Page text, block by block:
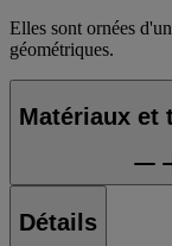
Elles sont ornées
géométriques.
Matériaux et
Détails